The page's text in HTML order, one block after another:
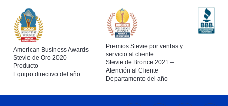
American Business Awards
Stevie de Oro 2020 –
Producto
Equipo directivo del año
Premios Stevie por ventas y
servicio al cliente
Stevie de Bronce 2021 –
Atención al Cliente
Departamento del año